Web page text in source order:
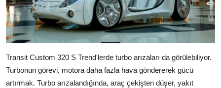
Transit Custom 320 S Trend'lerde turbo arızaları da görülebiliyor.
Turbonun görevi, motora daha fazla hava göndererek gücü
artırmak. Turbo arızalandığında, araç çekişten düşer, yakıt